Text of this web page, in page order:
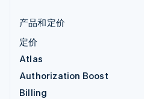
产品和定价
定价
Atlas
Authorization Boost
Billing